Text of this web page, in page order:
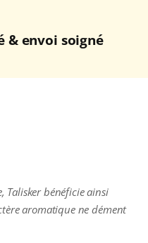
& envoi soigné
Talisker bénéficie ainsi
aromatique ne dément